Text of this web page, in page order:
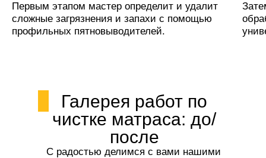
Первым этапом мастер определит и удалит
сложные загрязнения и запахи с помощью
профильных пятновыводителей.
Галерея работ по
чистке матраса: до/
после
С радостью делимся с вами нашими